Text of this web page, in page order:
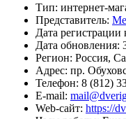
Тип: интернет-
Представитель:
Дата регистрации
Дата обновления:
Регион: Россия,
Адрес: пр.
Телефон: 8 (812)
E-mail:
Web-сайт: https://